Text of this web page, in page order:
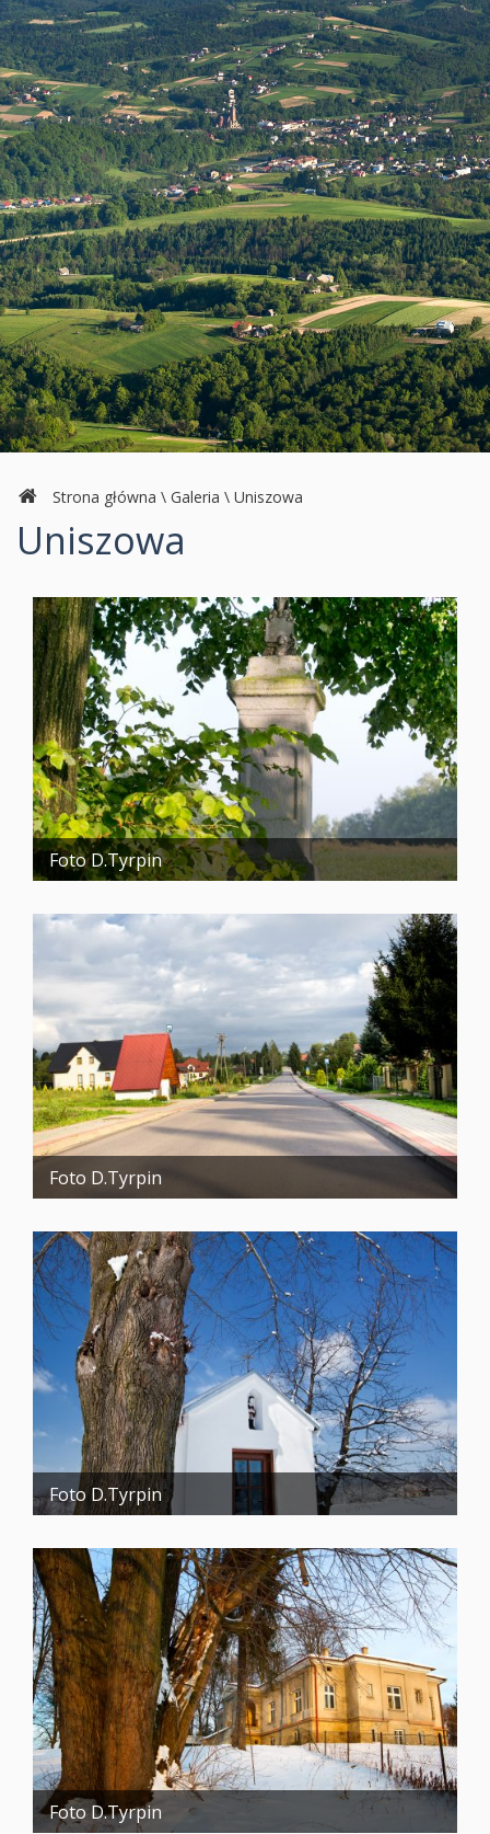
Strona główna \ Galeria \ Uniszowa
Uniszowa
Foto D.Tyrpin
Foto D.Tyrpin
Foto D.Tyrpin
Foto D.Tyrpin